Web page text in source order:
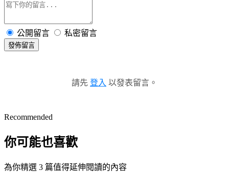
公開留言 私密留言
發佈留言
請先 登入 以發表留言。
Recommended
你可能也喜歡
為你精選 3 篇值得延伸閱讀的內容